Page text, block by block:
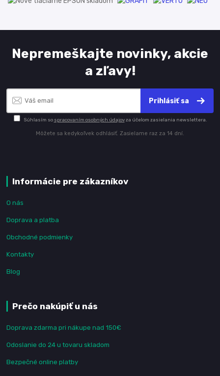
Nepremeškajte novinky, akcie
a zľavy!
Prihlásiť sa
Súhlasím so spracovaním osobných údajovza účelom zasielania newslettera.
Môžete sa kedykoľvek odhlásiť. Zasielame raz za 14 dní.
Informácie pre zákazníkov
O nás
Doprava a platba
Obchodné podmienky
Kontakty
Blog
Prečo nakúpiť u nás
Doprava zdarma pri nákupe nad 150€
Odoslanie do 24 u tovaru skladom
Bezpečné online platby